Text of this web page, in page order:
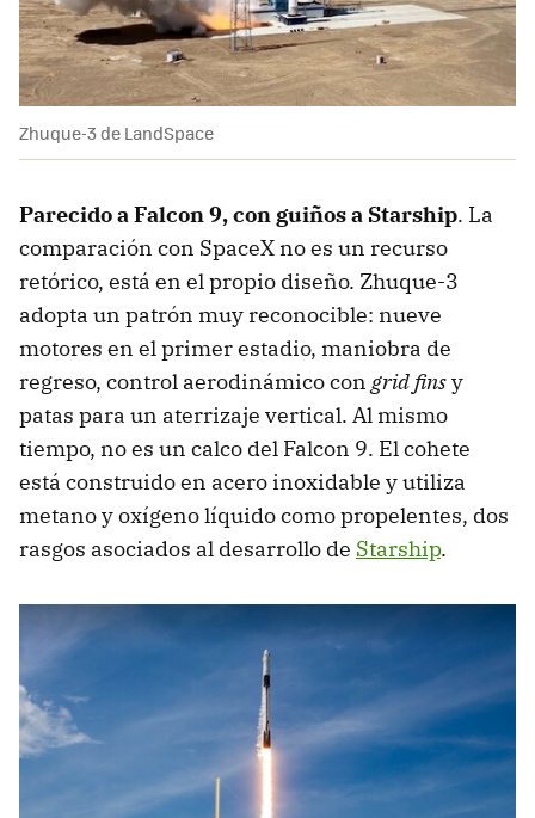
Zhuque-3 de LandSpace
Parecido a Falcon 9, con guiños a Starship. La
comparación con SpaceX no es un recurso
retórico, está en el propio diseño. Zhuque-3
adopta un patrón muy reconocible: nueve
motores en el primer estadio, maniobra de
regreso, control aerodinámico con grid finsy
patas para un aterrizaje vertical. Al mismo
tiempo, no es un calco del Falcon 9. El cohete
está construido en acero inoxidable y utiliza
metano y oxígeno líquido como propelentes, dos
rasgos asociados al desarrollo de Starship.